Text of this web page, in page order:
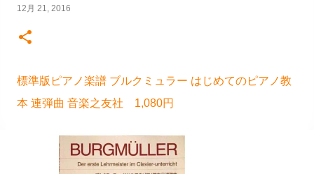
12月 21, 2016
標準版ピアノ楽譜 ブルクミュラー はじめてのピアノ教
本 連弾曲 音楽之友社 1,080円